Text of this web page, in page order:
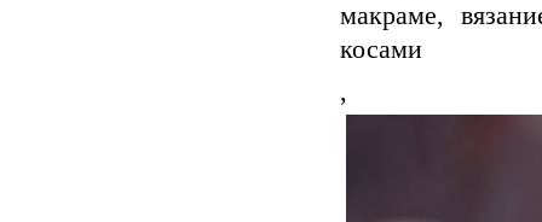
макраме,
косами
,